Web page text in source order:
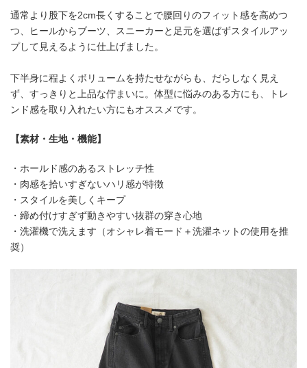
通常より股下を2cm長くすることで腰回りのフィット感を高めつ
つ、ヒールからブーツ、スニーカーと足元を選ばずスタイルアッ
プして見えるように仕上げました。
下半身に程よくボリュームを持たせながらも、だらしなく見え
ず、すっきりと上品な佇まいに。体型に悩みのある方にも、トレ
ンド感を取り入れたい方にもオススメです。
【素材・生地・機能】
・ホールド感のあるストレッチ性
・肉感を拾いすぎないハリ感が特徴
・スタイルを美しくキープ
・締め付けすぎず動きやすい抜群の穿き心地
・洗濯機で洗えます（オシャレ着モード＋洗濯ネットの使用を推
奨）